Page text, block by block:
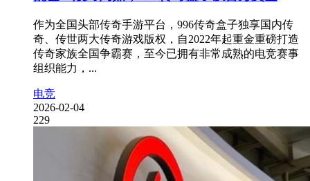
作为全国头部传奇手游平台，996传奇盒子独享国内传
奇、传世两大传奇游戏版权，自2022年起重金重磅打造
传奇家族全国争霸赛，至今已拥有非常成熟的电竞赛事
组织能力，...
电竞
2026-02-04
229